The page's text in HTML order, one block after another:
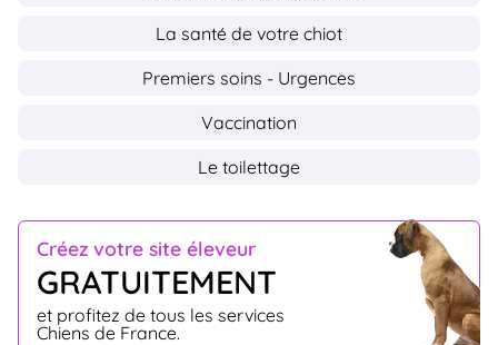
Créez votre site éleveur
GRATUITEMENT
et profitez de tous les services
Chiens de France.
La santé de votre chiot
Premiers soins - Urgences
Vaccination
Le toilettage